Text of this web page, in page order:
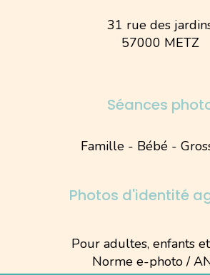
31 rue des
57000 METZ
Séances
Famille - Bébé -
Photos d'identité
Pour adultes, enfants
Norme e-photo /